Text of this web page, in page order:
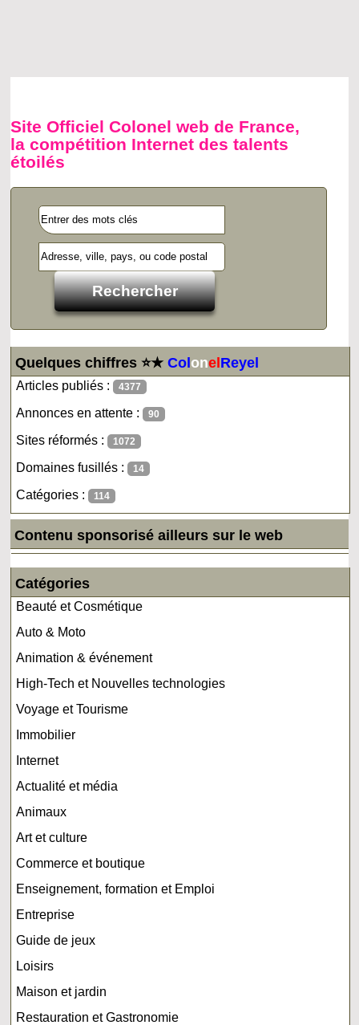
Site Officiel Colonel web de France,
la compétition Internet des talents
étoilés
Quelques chiffres ⭐★ColonelReyel
Articles publiés : 4377
Annonces en attente : 90
Sites réformés : 1072
Domaines fusillés : 14
Catégories : 114
Contenu sponsorisé ailleurs sur le web
Catégories
Beauté et Cosmétique
Auto & Moto
Animation & événement
High-Tech et Nouvelles technologies
Voyage et Tourisme
Immobilier
Internet
Actualité et média
Animaux
Art et culture
Commerce et boutique
Enseignement, formation et Emploi
Entreprise
Guide de jeux
Loisirs
Maison et jardin
Restauration et Gastronomie